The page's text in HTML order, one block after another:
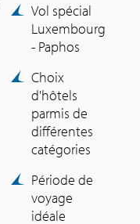
Vol spécial
Luxembourg
- Paphos
Choix
d'hôtels
parmis de
différentes
catégories
Période de
voyage
idéale